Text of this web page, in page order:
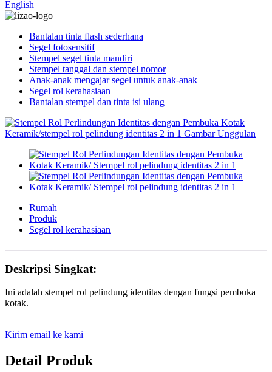
English
Bantalan tinta flash sederhana
Segel fotosensitif
Stempel segel tinta mandiri
Stempel tanggal dan stempel nomor
Anak-anak mengajar segel untuk anak-anak
Segel rol kerahasiaan
Bantalan stempel dan tinta isi ulang
Rumah
Produk
Segel rol kerahasiaan
Deskripsi Singkat:
Ini adalah stempel rol pelindung identitas dengan fungsi pembuka
kotak.
Kirim email ke kami
Detail Produk